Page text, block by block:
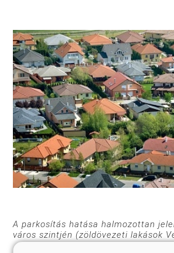
A parkosítás hatása halmozottan
város szintjén (zöldövezeti lakások